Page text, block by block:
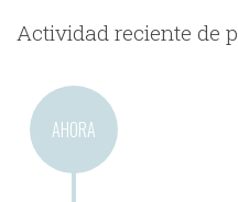
Actividad reciente de
AHORA